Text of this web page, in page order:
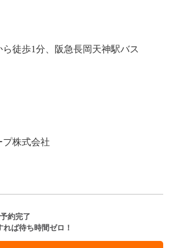
徒歩1分、阪急長岡天神駅バス
プ株式会社
約完了
れば待ち時間ゼロ！